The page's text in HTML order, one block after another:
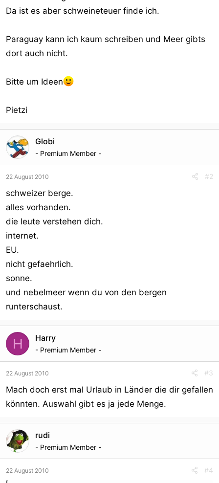
Da ist es aber schweineteuer finde ich.
Paraguay kann ich kaum schreiben und Meer gibts
dort auch nicht.
Bitte um Ideen
Pietzi
Globi
- Premium Member -
22 August 2010 #2
schweizer berge.
alles vorhanden.
die leute verstehen dich.
internet.
EU.
nicht gefaehrlich.
sonne.
und nebelmeer wenn du von den bergen
runterschaust.
H Harry
- Premium Member -
22 August 2010 #3
Mach doch erst mal Urlaub in Länder die dir gefallen
könnten. Auswahl gibt es ja jede Menge.
rudi
- Premium Member -
22 August 2010 #4